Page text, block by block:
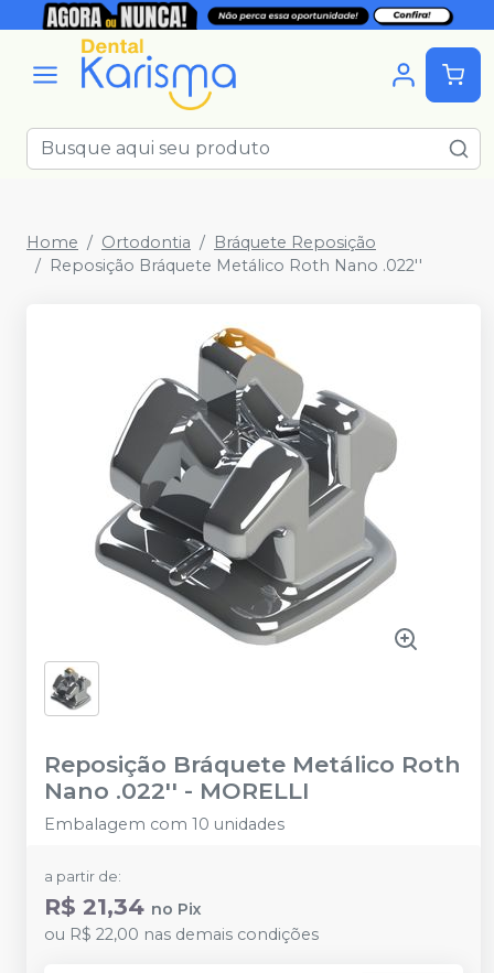
Home Ortodontia
Bráquete Reposição
Reposição Bráquete Metálico Roth Nano .022''
Reposição Bráquete Metálico Roth
Nano .022'' - MORELLI
Embalagem com 10 unidades
a partir de:
R$ 21,34 no Pix
ou R$ 22,00 nas demais condições